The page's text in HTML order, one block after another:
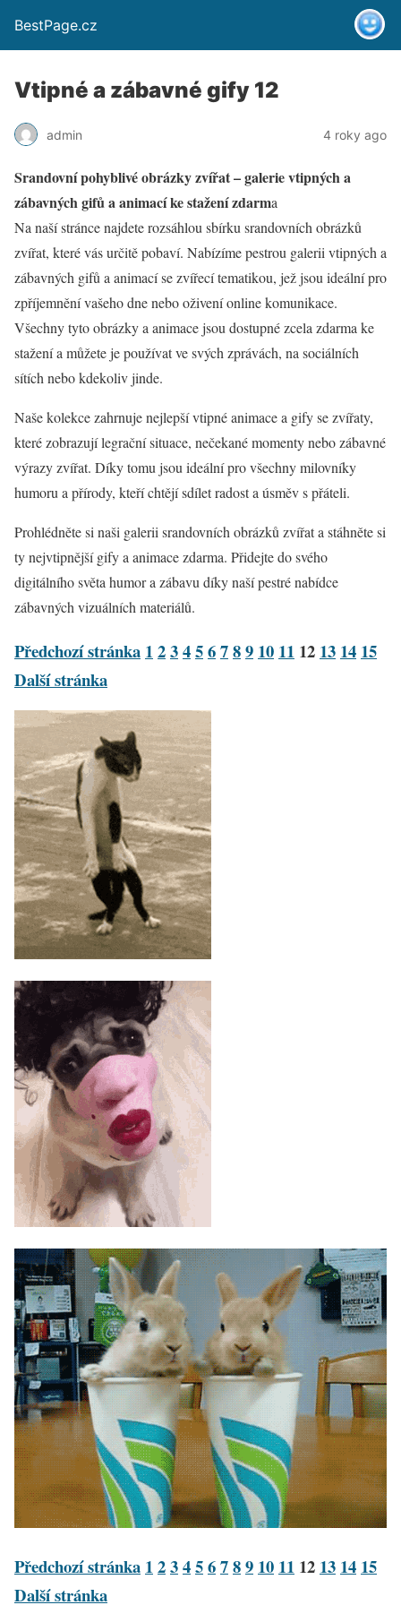
BestPage.cz
Vtipné a zábavné gify 12
admin 4 roky ago
Srandovní pohyblivé obrázky zvířat – galerie vtipných a
zábavných gifů a animací ke stažení zdarma
Na naší stránce najdete rozsáhlou sbírku srandovních obrázků
zvířat, které vás určitě pobaví. Nabízíme pestrou galerii vtipných a
zábavných gifů a animací se zvířecí tematikou, jež jsou ideální pro
zpříjemnění vašeho dne nebo oživení online komunikace.
Všechny tyto obrázky a animace jsou dostupné zcela zdarma ke
stažení a můžete je používat ve svých zprávách, na sociálních
sítích nebo kdekoliv jinde.
Naše kolekce zahrnuje nejlepší vtipné animace a gify se zvířaty,
které zobrazují legrační situace, nečekané momenty nebo zábavné
výrazy zvířat. Díky tomu jsou ideální pro všechny milovníky
humoru a přírody, kteří chtějí sdílet radost a úsměv s přáteli.
Prohlédněte si naši galerii srandovních obrázků zvířat a stáhněte si
ty nejvtipnější gify a animace zdarma. Přidejte do svého
digitálního světa humor a zábavu díky naší pestré nabídce
zábavných vizuálních materiálů.
Předchozí stránka 123456789 10 11 12 13 14 15
Další stránka
Předchozí stránka 123456789 10 11 12 13 14 15
Další stránka